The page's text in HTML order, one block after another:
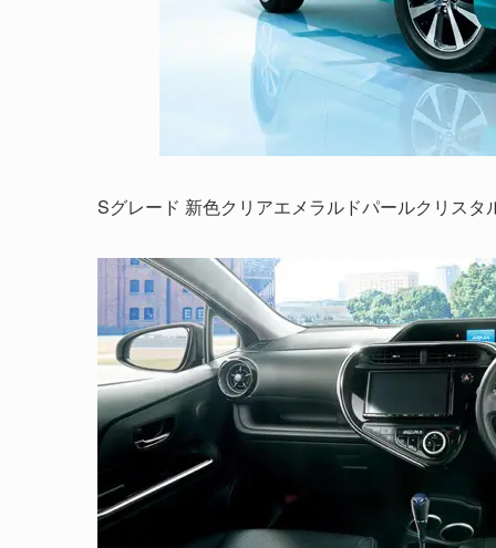
Sグレード 新色クリアエメラルドパールクリスタ